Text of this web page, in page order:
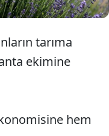
tarıma
ekimine
hem